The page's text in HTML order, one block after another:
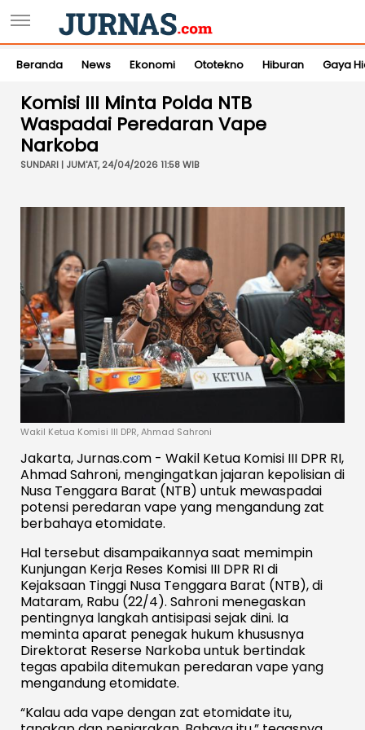
Beranda News Ekonomi Ototekno Hiburan Gaya
Komisi III Minta Polda NTB
Waspadai Peredaran Vape
Narkoba
SUNDARI | JUM'AT, 24/04/2026 11:58 WIB
Wakil Ketua Komisi III DPR, Ahmad Sahroni
Jakarta, Jurnas.com - Wakil Ketua Komisi III DPR RI,
Ahmad Sahroni, mengingatkan jajaran kepolisian di
Nusa Tenggara Barat (NTB) untuk mewaspadai
potensi peredaran vape yang mengandung zat
berbahaya etomidate.
Hal tersebut disampaikannya saat memimpin
Kunjungan Kerja Reses Komisi III DPR RI di
Kejaksaan Tinggi Nusa Tenggara Barat (NTB), di
Mataram, Rabu (22/4). Sahroni menegaskan
pentingnya langkah antisipasi sejak dini. Ia
meminta aparat penegak hukum khususnya
Direktorat Reserse Narkoba untuk bertindak
tegas apabila ditemukan peredaran vape yang
mengandung etomidate.
“Kalau ada vape dengan zat etomidate itu,